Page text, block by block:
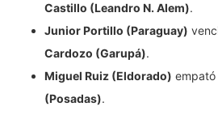
Castillo (Leandro N. Alem).
Junior Portillo (Paraguay)
Cardozo (Garupá).
Miguel Ruiz (Eldorado) empató
(Posadas).